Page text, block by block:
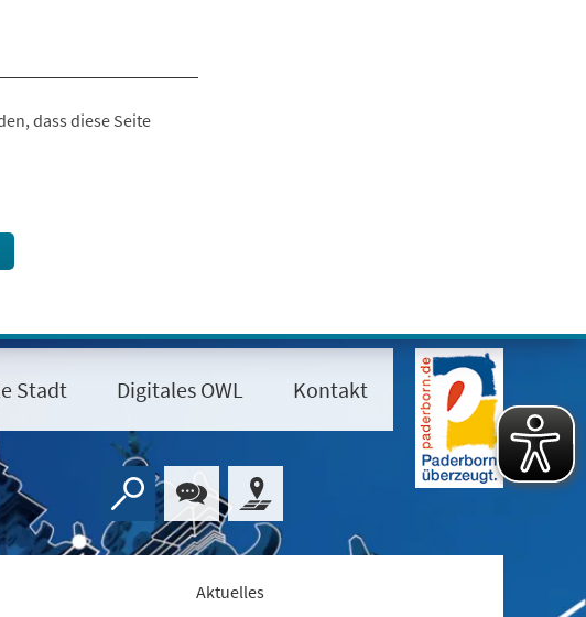
dass diese Seite
Stadt Digitales OWL Kontakt
Aktuelles